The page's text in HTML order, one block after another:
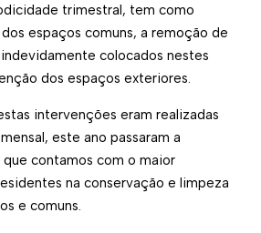
trimestral, tem como
espaços comuns, a remoção de
colocados nestes
dos espaços exteriores.
intervenções eram realizadas
este ano passaram a
contamos com o maior
na conservação e limpeza
e comuns.